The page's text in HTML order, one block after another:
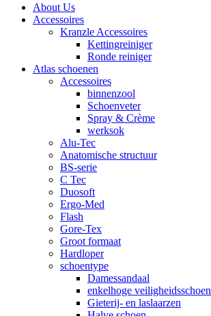
About Us
Accessoires
Kranzle Accessoires
Kettingreiniger
Ronde reiniger
Atlas schoenen
Accessoires
binnenzool
Schoenveter
Spray & Crème
werksok
Alu-Tec
Anatomische structuur
BS-serie
C Tec
Duosoft
Ergo-Med
Flash
Gore-Tex
Groot formaat
Hardloper
schoentype
Damessandaal
enkelhoge veiligheidsschoen
Gieterij- en laslaarzen